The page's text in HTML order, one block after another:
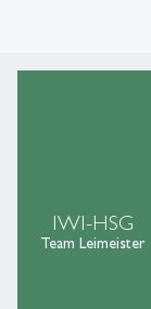
IWI-HSG
Team Leimeister